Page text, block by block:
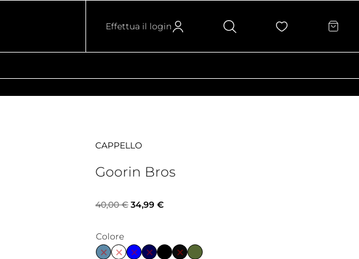
Effettua il login
CAPPELLO
Goorin Bros
40,00€ Il
originale
34,99€Il
attuale
Colore